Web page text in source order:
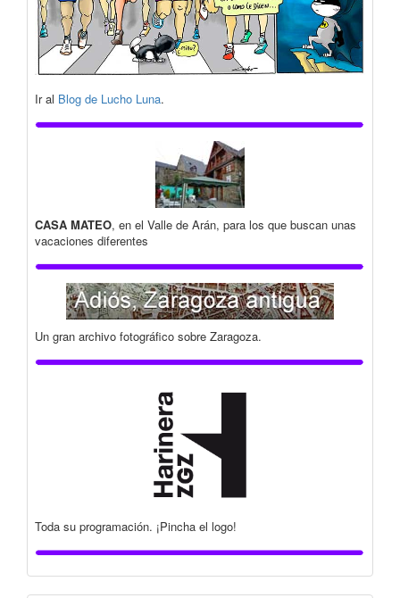
Ir al Blog de Lucho Luna.
CASA MATEO, en el Valle de Arán, para los que buscan unas
vacaciones diferentes
Un gran archivo fotográfico sobre Zaragoza.
Toda su programación. ¡Pincha el logo!